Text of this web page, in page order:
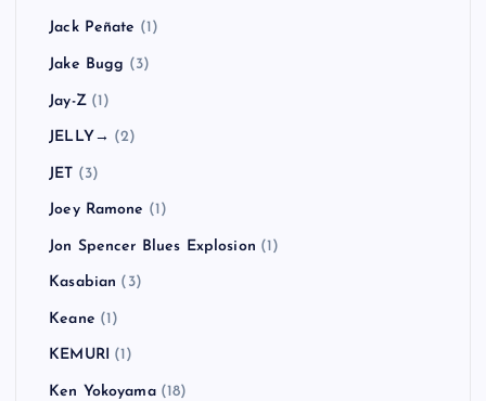
Jack Peñate (1)
Jake Bugg (3)
Jay-Z(1)
JELLY→ (2)
JET (3)
Joey Ramone (1)
Jon Spencer Blues Explosion (1)
Kasabian (3)
Keane (1)
KEMURI (1)
Ken Yokoyama(18)